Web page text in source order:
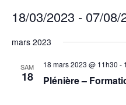
18/03/2023 - 07/08/
une
mars 2023
SAM
18
18 mars 2023 @ 11h30 -
Plénière –